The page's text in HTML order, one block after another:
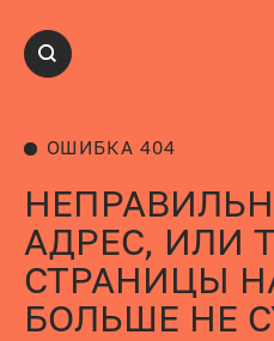
ОШИБКА 404
АДРЕС, ИЛИ
СТРАНИЦЫ
БОЛЬШЕ НЕ